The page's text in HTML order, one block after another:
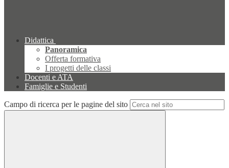
Didattica
Panoramica
Offerta formativa
I progetti delle classi
Docenti e ATA
Famiglie e Studenti
Campo di ricerca per le pagine del sito